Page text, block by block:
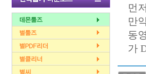
먼
만
동
가